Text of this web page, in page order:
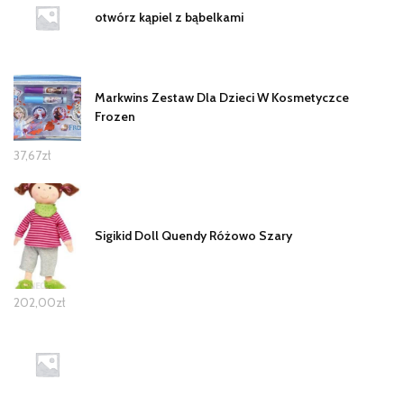
otwórz kąpiel z bąbelkami
Markwins Zestaw Dla Dzieci W Kosmetyczce
Frozen
37,67zł
Sigikid Doll Quendy Różowo Szary
202,00zł